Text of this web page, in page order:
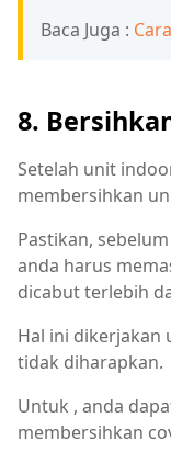
Baca Juga :
8.
Setelah unit
membersihkan
Pastikan,
anda harus
dicabut terlebih
Hal ini dikerjakan
tidak diharapkan.
Untuk , anda
membersihkan